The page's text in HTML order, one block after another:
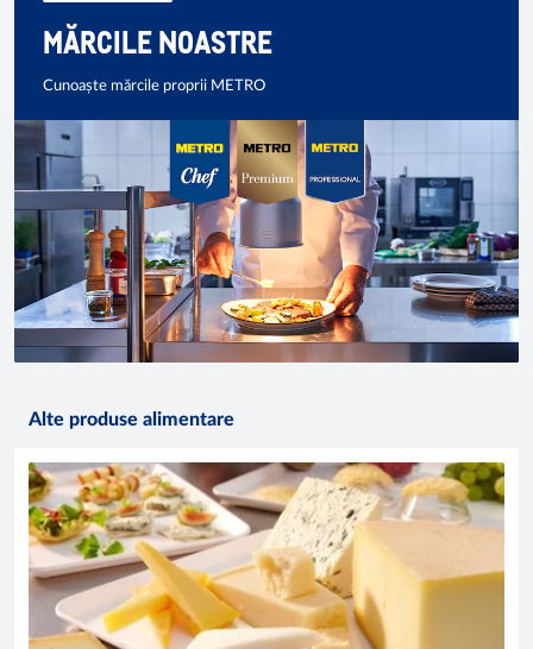
MĂRCILE NOASTRE
Cunoaște mărcile proprii METRO
Alte produse alimentare